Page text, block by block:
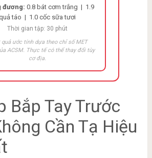
đương: 0.8 bát cơm trắng | 1.9
táo | 1.0 cốc sữa tươi
Thời gian tập: 30 phút
quả ước tính dựa theo chỉ số MET
ACSM. Thực tế có thể thay đổi tùy
cơ địa.
Bắp Tay Trước
Cần Tạ Hiệu